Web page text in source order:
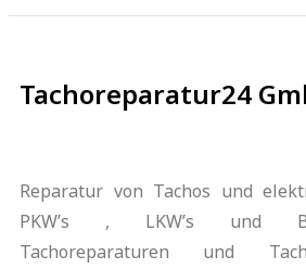
Tachoreparatur24
Reparatur von Tachos und
PKW’s , LKW’s und
Tachoreparaturen und